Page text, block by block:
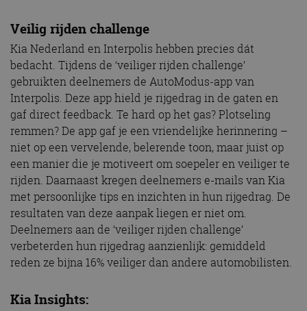
Veilig rijden challenge
Kia Nederland en Interpolis hebben precies dát
bedacht. Tijdens de ‘veiliger rijden challenge’
gebruikten deelnemers de AutoModus-app van
Interpolis. Deze app hield je rijgedrag in de gaten en
gaf direct feedback. Te hard op het gas? Plotseling
remmen? De app gaf je een vriendelijke herinnering –
niet op een vervelende, belerende toon, maar juist op
een manier die je motiveert om soepeler en veiliger te
rijden. Daarnaast kregen deelnemers e-mails van Kia
met persoonlijke tips en inzichten in hun rijgedrag. De
resultaten van deze aanpak liegen er niet om.
Deelnemers aan de ‘veiliger rijden challenge’
verbeterden hun rijgedrag aanzienlijk: gemiddeld
reden ze bijna 16% veiliger dan andere automobilisten.
Kia Insights: